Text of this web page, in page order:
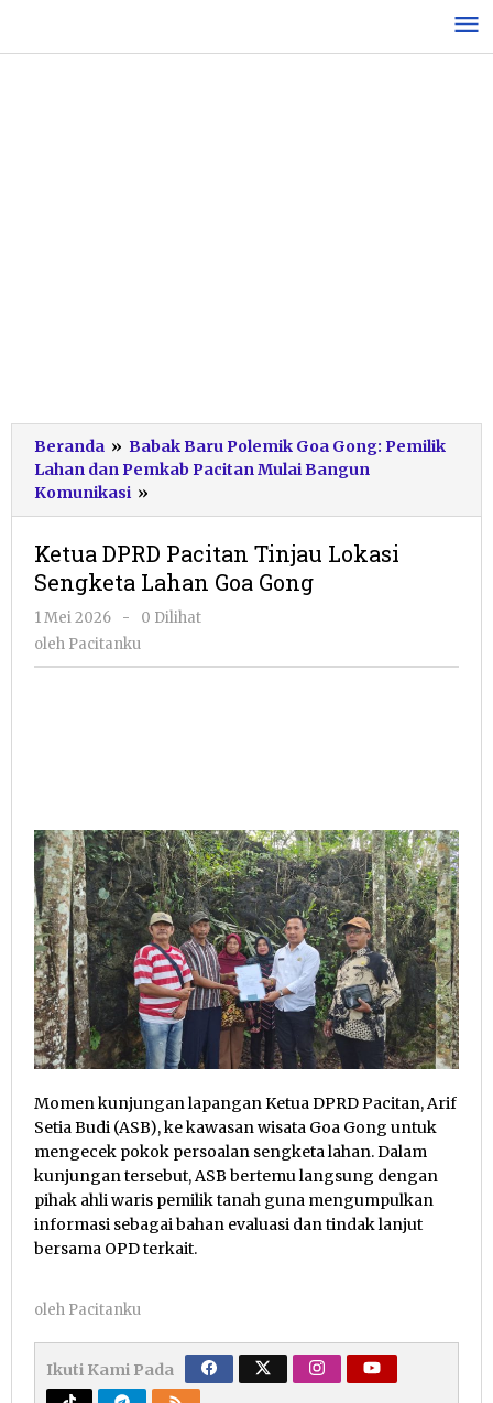
konten
Beranda » Babak Baru Polemik Goa Gong: Pemilik
Lahan dan Pemkab Pacitan Mulai Bangun
Komunikasi »
DPRD
Tinjau
Lokasi
Sengketa
Ketua DPRD Pacitan Tinjau Lokasi
Sengketa Lahan Goa Gong
1 Mei 2026
oleh
Pacitanku
-
0 Dilihat
oleh Pacitanku
Momen kunjungan lapangan Ketua DPRD Pacitan, Arif
Setia Budi (ASB), ke kawasan wisata Goa Gong untuk
mengecek pokok persoalan sengketa lahan. Dalam
kunjungan tersebut, ASB bertemu langsung dengan
pihak ahli waris pemilik tanah guna mengumpulkan
informasi sebagai bahan evaluasi dan tindak lanjut
bersama OPD terkait.
oleh Pacitanku
Ikuti Kami Pada